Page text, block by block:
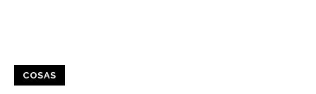
COSAS